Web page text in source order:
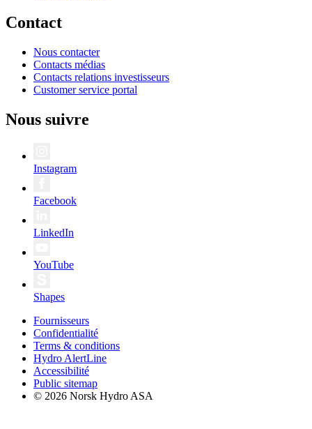
Contact
Nous contacter
Contacts médias
Contacts relations investisseurs
Customer service portal
Nous suivre
Instagram
Facebook
LinkedIn
YouTube
Shapes
Fournisseurs
Confidentialité
Terms & conditions
Hydro AlertLine
Accessibilité
Public sitemap
© 2026 Norsk Hydro ASA